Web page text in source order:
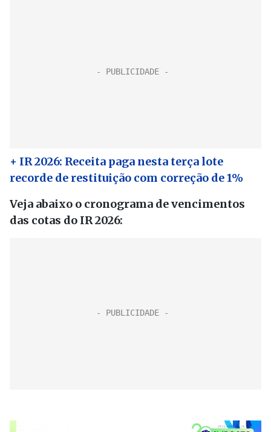
+ IR 2026: Receita paga nesta terça lote
recorde de restituição com correção de 1%
Veja abaixo o cronograma de vencimentos
das cotas do IR 2026: